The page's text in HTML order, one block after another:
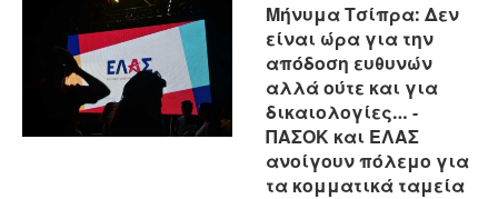
Μήνυμα Τσίπρα: Δεν
είναι ώρα για την
απόδοση ευθυνών
αλλά ούτε και για
δικαιολογίες… -
ΠΑΣΟΚ και ΕΛΑΣ
ανοίγουν πόλεμο για
τα κομματικά ταμεία